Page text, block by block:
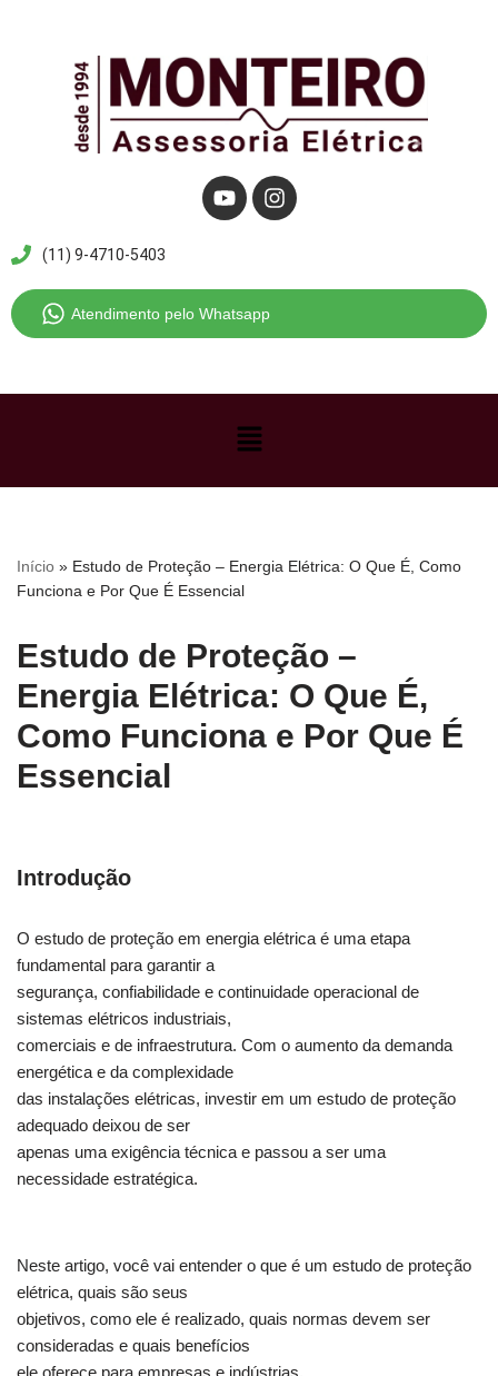
conteúdo
(11) 9-4710-5403
Atendimento pelo Whatsapp
Início » Estudo de Proteção – Energia Elétrica: O Que É, Como
Funciona e Por Que É Essencial
Estudo de Proteção –
Energia Elétrica: O Que É,
Como Funciona e Por Que É
Essencial
Introdução
O estudo de proteção em energia elétrica é uma etapa
fundamental para garantir a
segurança, confiabilidade e continuidade operacional de
sistemas elétricos industriais,
comerciais e de infraestrutura. Com o aumento da demanda
energética e da complexidade
das instalações elétricas, investir em um estudo de proteção
adequado deixou de ser
apenas uma exigência técnica e passou a ser uma
necessidade estratégica.
Neste artigo, você vai entender o que é um estudo de proteção
elétrica, quais são seus
objetivos, como ele é realizado, quais normas devem ser
consideradas e quais benefícios